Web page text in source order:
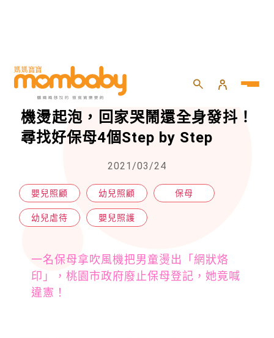
HOME 嬰兒 嬰兒照護
桃園1歲男童生殖器被保母拿吹風
機燙起泡，回家哭鬧還全身發抖！
尋找好保母4個Step by Step
2021/03/24
嬰兒照顧 幼兒照顧 保母
幼兒虐待 嬰兒照護
一名保母拿吹風機把男童燙出「網狀烙
印」，桃園市政府廢止保母登記，她竟喊
違憲！